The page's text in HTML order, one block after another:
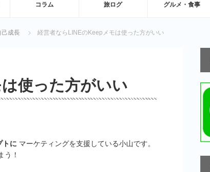
コラム 旅ログ グルメ・食事
己成長 経営者ならLINEのKeepメモは使った方がいい
使った方がいい
トに マーケティングを支援している小山です。
う！